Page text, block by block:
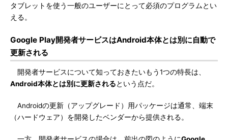
タブレットを使う一般のユーザーにとって必須のプログラムとい
える。
Google Play開発者サービスはAndroid本体とは別に自動で
更新される
開発者サービスについて知っておきたいもう1つの特長は、
Android本体とは別に更新されるという点だ。
Androidの更新（アップグレード）用パッケージは通常、端末
（ハードウェア）を開発したベンダーから提供される。